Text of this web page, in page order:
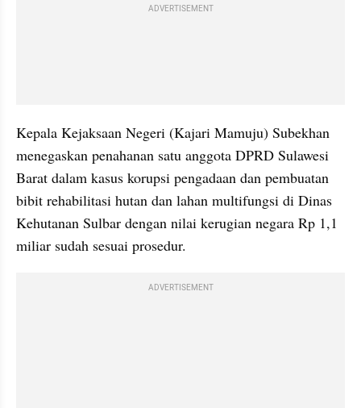
ADVERTISEMENT
Kepala Kejaksaan Negeri (Kajari Mamuju) Subekhan
menegaskan penahanan satu anggota DPRD Sulawesi
Barat dalam kasus korupsi pengadaan dan pembuatan
bibit rehabilitasi hutan dan lahan multifungsi di Dinas
Kehutanan Sulbar dengan nilai kerugian negara Rp 1,1
miliar sudah sesuai prosedur.
ADVERTISEMENT